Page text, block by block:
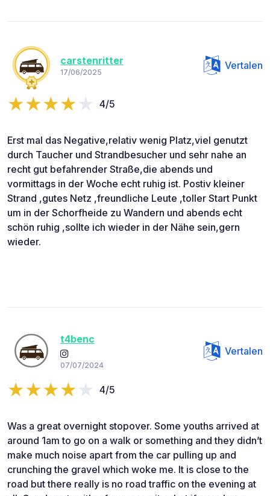
carstenritter
17/06/2025
Vertalen
4/5
Erst mal das Negative,relativ wenig Platz,viel genutzt
durch Taucher und Strandbesucher und sehr nahe an
recht gut befahrender Straße,die abends und
vormittags in der Woche echt ruhig ist. Postiv kleiner
Strand ,gutes Netz ,freundliche Leute ,toller Start Punkt
um in der Schorfheide zu Wandern und abends echt
schön ruhig ,sollte ich wieder in der Nähe sein,gern
wieder.
t4benc
07/07/2024
Vertalen
4/5
Was a great overnight stopover. Some youths arrived at
around 1am to go on a walk or something and they didn’t
make much noise apart from the car pulling up and
crunching the gravel which woke me. It is close to the
road but there really is no road traffic on the evening at